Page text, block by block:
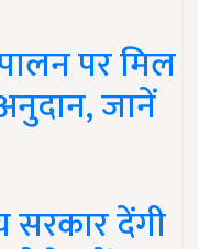
पर मिल
जानें
सरकार देंगी